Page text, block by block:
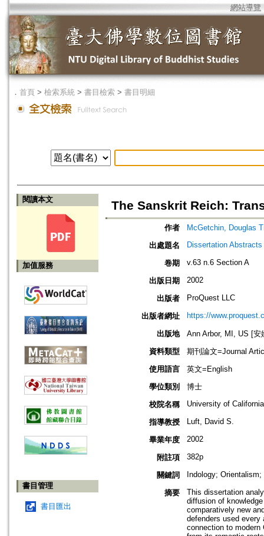
網站導覽
． 首頁 > 檢索系統 > 書目檢索 > 書目明細
閱讀本文
加值服務
書目管理
書目匯出
The Sanskrit Reich:
作者
McGetchin, Douglas
出處題名
Dissertation
卷期 v.63 n.6 Section A
出版日期 2002
出版者 ProQuest LLC
出版者網址 https://
出版地
Ann Arbor, MI, US [
資料類型
期刊論文=Journal
使用語言
英文=English
學位類別
博士
校院名稱
University of
指導教授 Luft, David S.
畢業年度 2002
附註項 382p
關鍵詞 Indology;
摘要
This dissertation
diffusion of
comparatively new
defenders used every
connection to modern